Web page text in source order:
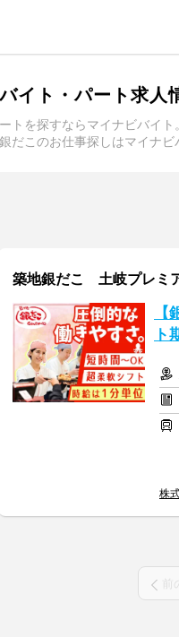
イト・パート求人
トを探すならマイナビバイ
だこのお仕事探しはマイナビ
築地銀だこ 土岐プレミ
ト
株
前